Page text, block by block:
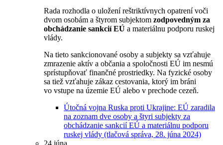
Rada rozhodla o uložení reštriktívnych opatrení voči
dvom osobám a štyrom subjektom zodpovedným za
obchádzanie sankcií EÚ a materiálnu podporu ruskej
vlády.
Na tieto sankcionované osoby a subjekty sa vzťahuje
zmrazenie aktív a občania a spoločnosti EÚ im nesmú
sprístupňovať finančné prostriedky. Na fyzické osoby
sa tiež vzťahuje zákaz cestovania, ktorý im bráni
vo vstupe na územie EÚ alebo v prechode cezeň.
Útočná vojna Ruska proti Ukrajine: EÚ zaradila
na zoznam dve osoby a štyri subjekty za
obchádzanie sankcií EÚ a materiálnu podporu
ruskej vlády (tlačová správa, 28. júna 2024)